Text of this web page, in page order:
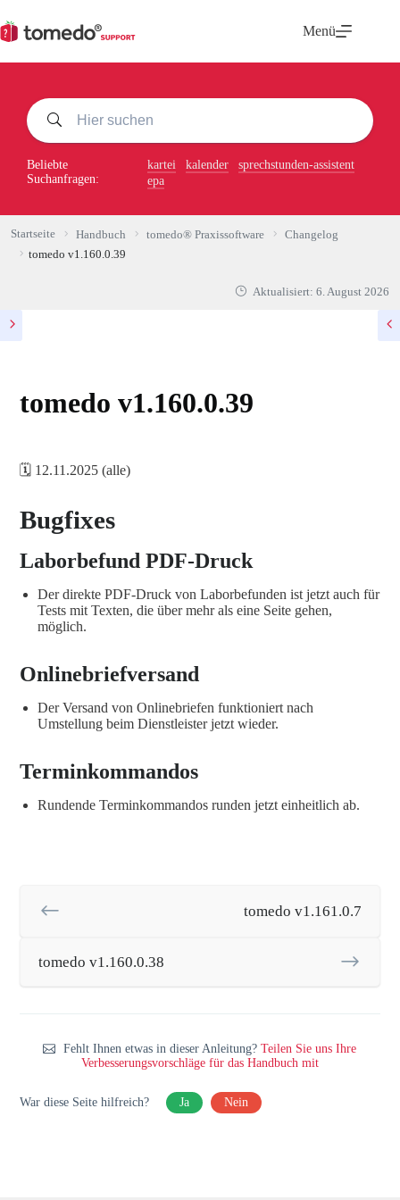
Inhalt
springen
Menü
Beliebte
Suchanfragen:
kartei kalender
sprechstunden-assistent
epa
Startseite Handbuch tomedo® Praxissoftware
Changelog
tomedo v1.160.0.39
Aktualisiert: 6. August 2026
tomedo v1.160.0.39
🗓️ 12.11.2025 (alle)
Bugfixes
Laborbefund PDF-Druck
Der direkte PDF-Druck von Laborbefunden ist jetzt auch für
Tests mit Texten, die über mehr als eine Seite gehen,
möglich.
Onlinebriefversand
Der Versand von Onlinebriefen funktioniert nach
Umstellung beim Dienstleister jetzt wieder.
Terminkommandos
Rundende Terminkommandos runden jetzt einheitlich ab.
tomedo v1.161.0.7
tomedo v1.160.0.38
Fehlt Ihnen etwas in dieser Anleitung?Teilen Sie uns Ihre
Verbesserungsvorschläge für das Handbuch mit
War diese Seite hilfreich? Ja Nein